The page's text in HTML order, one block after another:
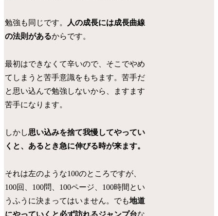
勉強も同じです。
人の成長には成長曲線
の法則があるからです。
最初はできなくて辛いので、そこでやめ
てしまうと苦手意識をもちます。苦手だ
と思い込んで勉強しないから、ますます
苦手になります。
しかし思い込みを捨て我慢してやってい
くと、あるとき急に伸びる時が来ます。
それは左のような100のところですが、
100回、100問、100ページ、100時間とい
うふうに決まってはいません。でも地道
にやっていくと必ず訪れるジャンプ台な